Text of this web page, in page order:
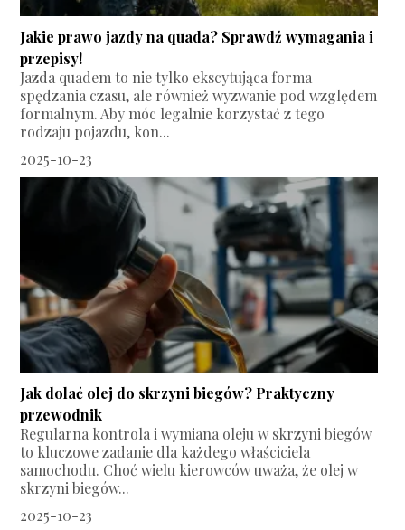
Jakie prawo jazdy na quada? Sprawdź wymagania i
przepisy!
Jazda quadem to nie tylko ekscytująca forma
spędzania czasu, ale również wyzwanie pod względem
formalnym. Aby móc legalnie korzystać z tego
rodzaju pojazdu, kon...
2025-10-23
Jak dolać olej do skrzyni biegów? Praktyczny
przewodnik
Regularna kontrola i wymiana oleju w skrzyni biegów
to kluczowe zadanie dla każdego właściciela
samochodu. Choć wielu kierowców uważa, że olej w
skrzyni biegów...
2025-10-23